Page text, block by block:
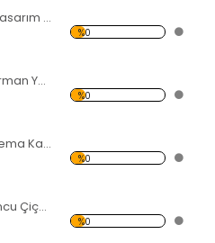
Modern Soyut Tasarım 39 Temalı Kanvas Tablo
%0
Sonbahar ve Orman Yolu Kanvas Tablo
%0
Çiçek Desenli Tema Kanvas Tablo
%0
Yaprak ve Turuncu Çiçek Temalı Kanvas Tablo
%0